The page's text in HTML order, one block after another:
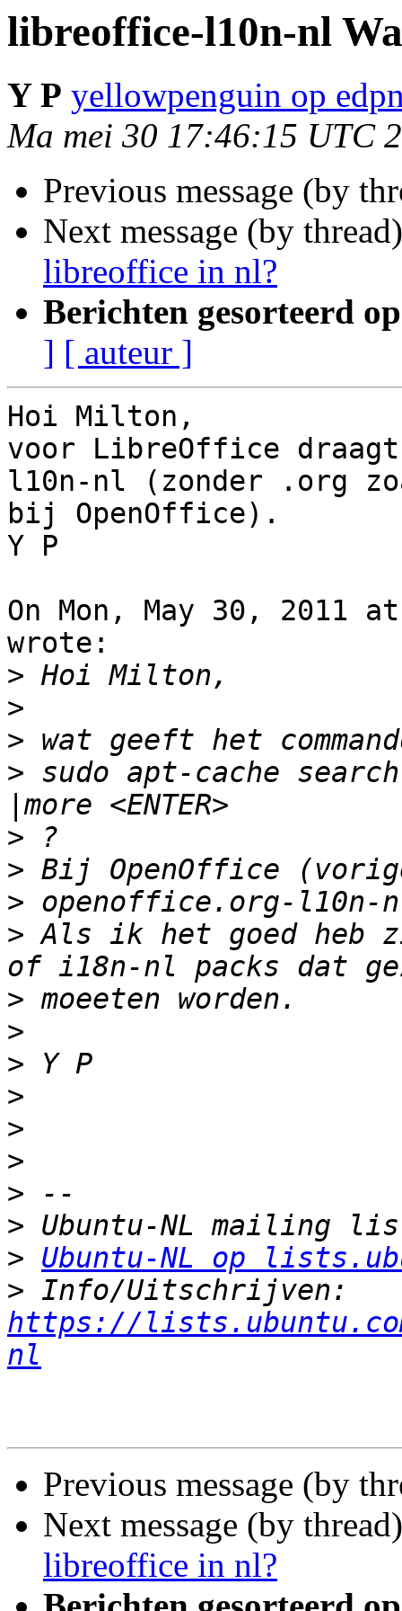
libreoffice-l10n-nl
Y P yellowpenguin op
Ma mei 30 17:46:15 UTC
Previous message (by
Next message (by
libreoffice in nl?
Berichten gesorteerd
] [ auteur ]
Hoi Milton,
voor LibreOffice
l10n-nl (zonder .org
bij OpenOffice).
Y P
On Mon, May 30, 2011
wrote:
>
>
>
> sudo apt-cache
>
>
>
> Als ik het goed
>
>
>
>
>
>
>
>
> Ubuntu-NL op
>
https://
nl
Previous message (by
Next message (by
libreoffice in nl?